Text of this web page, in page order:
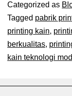
Categorized as
Tagged pabrik
printing kain,
berkualitas,
kain teknologi